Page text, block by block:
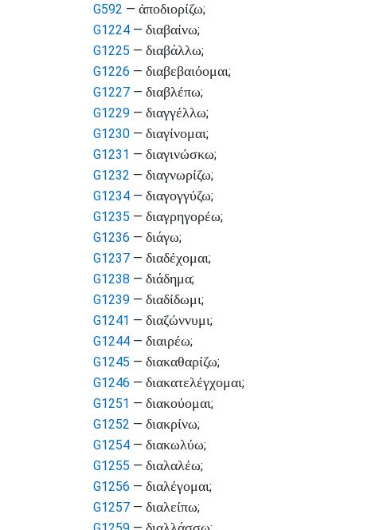
G592 — ἀποδιορίζω;
G1224 — διαβαίνω;
G1225 — διαβάλλω;
G1226 — διαβεβαιόομαι;
G1227 — διαβλέπω;
G1229 — διαγγέλλω;
G1230 — διαγίνομαι;
G1231 — διαγινώσκω;
G1232 — διαγνωρίζω;
G1234 — διαγογγύζω;
G1235 — διαγρηγορέω;
G1236 — διάγω;
G1237 — διαδέχομαι;
G1238 — διάδημα;
G1239 — διαδίδωμι;
G1241 — διαζώννυμι;
G1244 — διαιρέω;
G1245 — διακαθαρίζω;
G1246 — διακατελέγχομαι;
G1251 — διακούομαι;
G1252 — διακρίνω;
G1254 — διακωλύω;
G1255 — διαλαλέω;
G1256 — διαλέγομαι;
G1257 — διαλείπω;